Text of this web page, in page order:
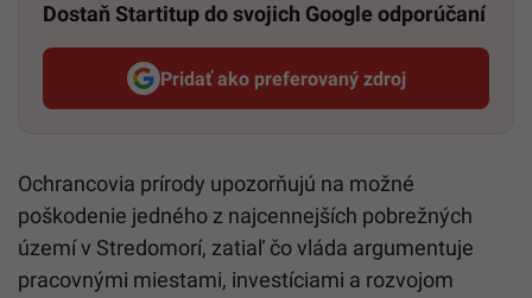
Dostaň Startitup do svojich Google odporúčaní
Pridať ako preferovaný zdroj
Startitup, odkaz sa otvorí v
Ochrancovia prírody upozorňujú na možné
poškodenie jedného z najcennejších pobrežných
území v Stredomorí, zatiaľ čo vláda argumentuje
pracovnými miestami, investíciami a rozvojom